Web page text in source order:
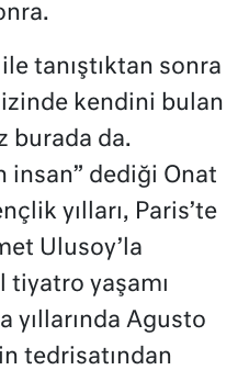
tanıştıktan sonra
kendini bulan
burada da.
insan” dediği Onat
yılları, Paris’te
Ulusoy’la
tiyatro yaşamı
yıllarında Agusto
tedrisatından